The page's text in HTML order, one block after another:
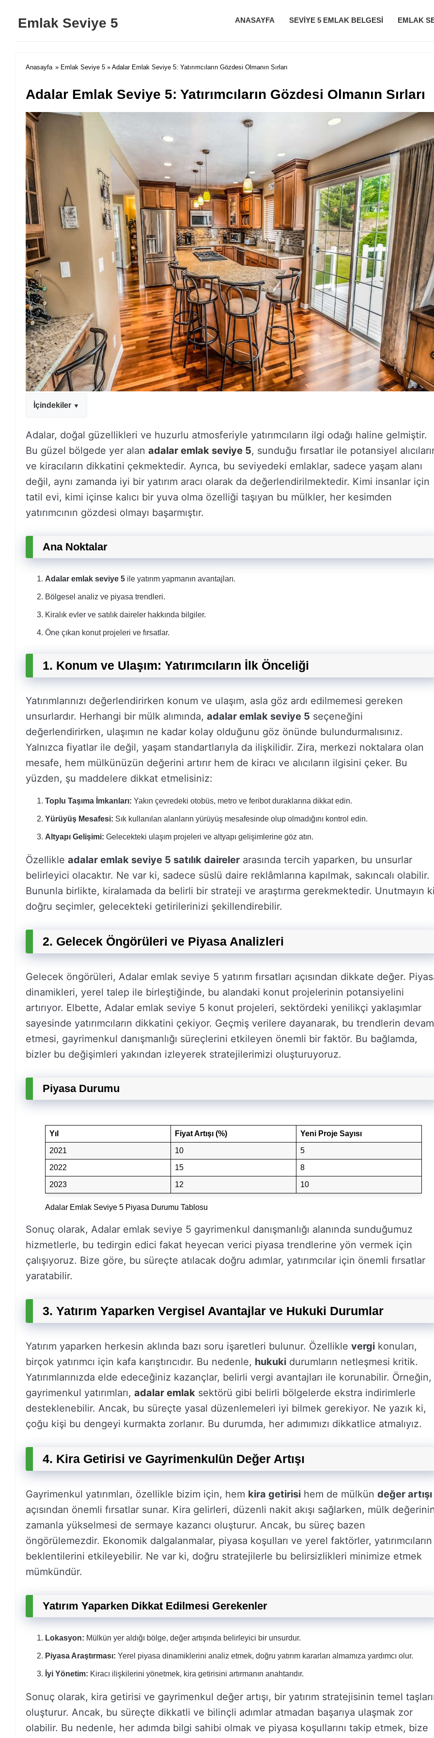
Emlak Seviye 5 ANASAYFA SEVIYE 5 EMLAK BELGESI EMLAK
Anasayfa » Emlak Seviye 5 » Adalar Emlak Seviye 5: Yatırımcıların Gözdesi Olmanın Sırları
Adalar Emlak Seviye 5: Yatırımcıların Gözdesi Olmanın Sırları
İçindekiler
Adalar, doğal güzellikleri ve huzurlu atmosferiyle yatırımcıların ilgi odağı haline gelmiştir.
Bu güzel bölgede yer alan adalar emlak seviye 5, sunduğu fırsatlar ile potansiyel
ve kiracıların dikkatini çekmektedir. Ayrıca, bu seviyedeki emlaklar, sadece yaşam alanı
değil, aynı zamanda iyi bir yatırım aracı olarak da değerlendirilmektedir. Kimi insanlar için
tatil evi, kimi içinse kalıcı bir yuva olma özelliği taşıyan bu mülkler, her kesimden
yatırımcının gözdesi olmayı başarmıştır.
Ana Noktalar
Adalar emlak seviye 5 ile yatırım yapmanın avantajları.
Bölgesel analiz ve piyasa trendleri.
Kiralık evler ve satılık daireler hakkında bilgiler.
Öne çıkan konut projeleri ve fırsatlar.
1. Konum ve Ulaşım: Yatırımcıların İlk Önceliği
Yatırımlarınızı değerlendirirken konum ve ulaşım, asla göz ardı edilmemesi gereken
unsurlardır. Herhangi bir mülk alımında, adalar emlak seviye 5 seçeneğini
değerlendirirken, ulaşımın ne kadar kolay olduğunu göz önünde bulundurmalısınız.
Yalnızca fiyatlar ile değil, yaşam standartlarıyla da ilişkilidir. Zira, merkezi noktalara olan
mesafe, hem mülkünüzün değerini artırır hem de kiracı ve alıcıların ilgisini çeker. Bu
yüzden, şu maddelere dikkat etmelisiniz:
Toplu Taşıma İmkanları: Yakın çevredeki otobüs, metro ve feribot duraklarına dikkat edin.
Yürüyüş Mesafesi: Sık kullanılan alanların yürüyüş mesafesinde olup olmadığını kontrol edin.
Altyapı Gelişimi: Gelecekteki ulaşım projeleri ve altyapı gelişimlerine göz atın.
Özellikle adalar emlak seviye 5 satılık daireler arasında tercih yaparken, bu unsurlar
belirleyici olacaktır. Ne var ki, sadece süslü daire reklâmlarına kapılmak, sakıncalı olabilir.
Bununla birlikte, kiralamada da belirli bir strateji ve araştırma gerekmektedir. Unutmayın
doğru seçimler, gelecekteki getirilerinizi şekillendirebilir.
2. Gelecek Öngörüleri ve Piyasa Analizleri
Gelecek öngörüleri, Adalar emlak seviye 5 yatırım fırsatları açısından dikkate değer.
dinamikleri, yerel talep ile birleştiğinde, bu alandaki konut projelerinin potansiyelini
artırıyor. Elbette, Adalar emlak seviye 5 konut projeleri, sektördeki yenilikçi yaklaşımlar
sayesinde yatırımcıların dikkatini çekiyor. Geçmiş verilere dayanarak, bu trendlerin devam
etmesi, gayrimenkul danışmanlığı süreçlerini etkileyen önemli bir faktör. Bu bağlamda,
bizler bu değişimleri yakından izleyerek stratejilerimizi oluşturuyoruz.
Piyasa Durumu
Yıl Fiyat Artışı (%) Yeni Proje Sayısı
2021 10 5
2022 15 8
2023 12 10
Adalar Emlak Seviye 5 Piyasa Durumu Tablosu
Sonuç olarak, Adalar emlak seviye 5 gayrimenkul danışmanlığı alanında sunduğumuz
hizmetlerle, bu tedirgin edici fakat heyecan verici piyasa trendlerine yön vermek için
çalışıyoruz. Bize göre, bu süreçte atılacak doğru adımlar, yatırımcılar için önemli fırsatlar
yaratabilir.
3. Yatırım Yaparken Vergisel Avantajlar ve Hukuki Durumlar
Yatırım yaparken herkesin aklında bazı soru işaretleri bulunur. Özellikle vergi konuları,
birçok yatırımcı için kafa karıştırıcıdır. Bu nedenle, hukuki durumların netleşmesi kritik.
Yatırımlarınızda elde edeceğiniz kazançlar, belirli vergi avantajları ile korunabilir. Örneğin,
gayrimenkul yatırımları, adalar emlak sektörü gibi belirli bölgelerde ekstra indirimlerle
desteklenebilir. Ancak, bu süreçte yasal düzenlemeleri iyi bilmek gerekiyor. Ne yazık ki,
çoğu kişi bu dengeyi kurmakta zorlanır. Bu durumda, her adımımızı dikkatlice atmalıyız.
4. Kira Getirisi ve Gayrimenkulün Değer Artışı
Gayrimenkul yatırımları, özellikle bizim için, hem kira getirisi hem de mülkün değer artışı
açısından önemli fırsatlar sunar. Kira gelirleri, düzenli nakit akışı sağlarken, mülk
zamanla yükselmesi de sermaye kazancı oluşturur. Ancak, bu süreç bazen
öngörülemezdir. Ekonomik dalgalanmalar, piyasa koşulları ve yerel faktörler, yatırımcıların
beklentilerini etkileyebilir. Ne var ki, doğru stratejilerle bu belirsizlikleri minimize etmek
mümkündür.
Yatırım Yaparken Dikkat Edilmesi Gerekenler
Lokasyon: Mülkün yer aldığı bölge, değer artışında belirleyici bir unsurdur.
Piyasa Araştırması: Yerel piyasa dinamiklerini analiz etmek, doğru yatırım kararları almamıza yardımcı olur.
İyi Yönetim: Kiracı ilişkilerini yönetmek, kira getirisini artırmanın anahtarıdır.
Sonuç olarak, kira getirisi ve gayrimenkul değer artışı, bir yatırım stratejisinin temel
oluşturur. Ancak, bu süreçte dikkatli ve bilinçli adımlar atmadan başarıya ulaşmak zor
olabilir. Bu nedenle, her adımda bilgi sahibi olmak ve piyasa koşullarını takip etmek, bize